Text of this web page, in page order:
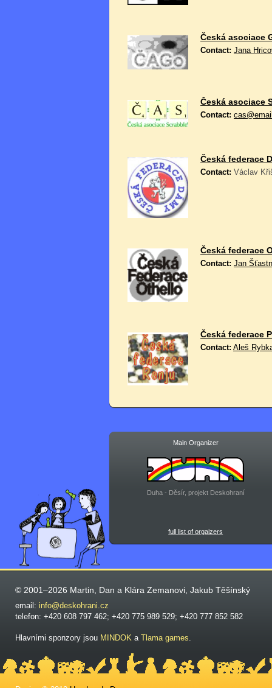
Česká asociace
Contact: Jana
Česká asociace
Contact:
Česká federace
Contact: Václav
Česká federace
Contact: Jan
Česká federace
Contact: Aleš
Main Organizer
Duha - Děsír, projekt Deskohraní
full list of orgaizers
© 2001–2026 Martin, Dan a Klára Zemanovi, Jakub Těšínský
email: info@deskohrani.cz
telefon: +420 608 797 462; +420 775 989 529; +420 777 852 582
Hlavními sponzory jsou MINDOK a Tlama games